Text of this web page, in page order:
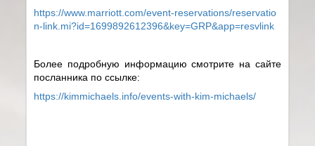
https://www.marriott.com/event-reservations/reservatio
n-link.mi?id=1699892612396&key=GRP&app=resvlink
Более подробную информацию смотрите на сайте
посланника по ссылке:
https://kimmichaels.info/events-with-kim-michaels/